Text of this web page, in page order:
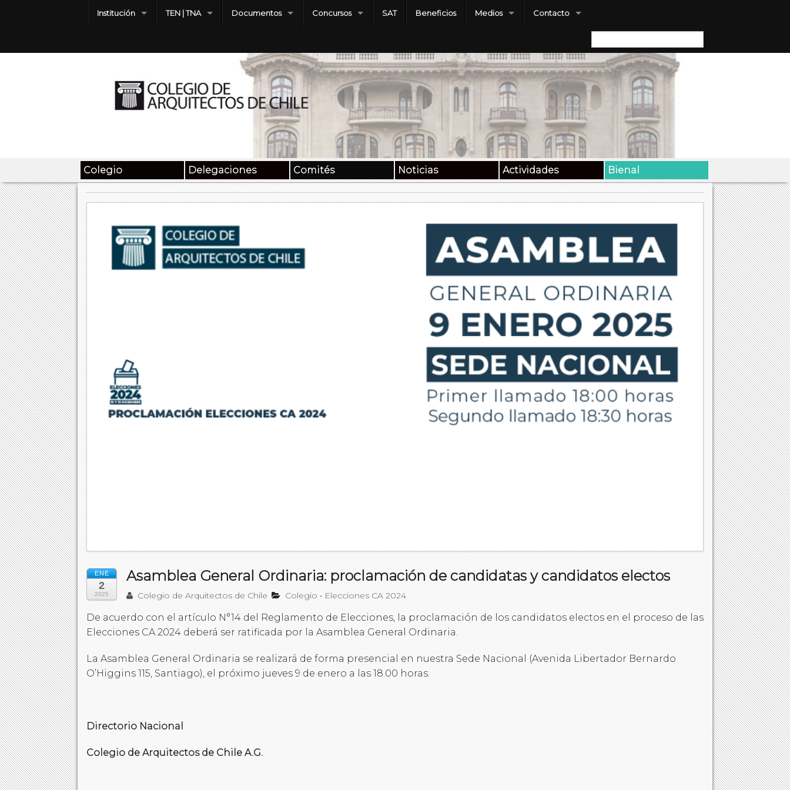
Institución TEN | TNA Documentos Concursos SAT Beneficios Medios Contacto
Buscar:
Colegio Delegaciones Comités Noticias Actividades Bienal
ENE
2
2025
Asamblea General Ordinaria: proclamación de candidatas y candidatos electos
Colegio de Arquitectos de Chile Colegio • Elecciones CA 2024
De acuerdo con el artículo N°14 del Reglamento de Elecciones, la proclamación de los candidatos electos en el proceso de las
Elecciones CA 2024 deberá ser ratificada por la Asamblea General Ordinaria.
La Asamblea General Ordinaria se realizará de forma presencial en nuestra Sede Nacional (Avenida Libertador Bernardo
O’Higgins 115, Santiago), el próximo jueves 9 de enero a las 18.00 horas.
Directorio Nacional
Colegio de Arquitectos de Chile A.G.